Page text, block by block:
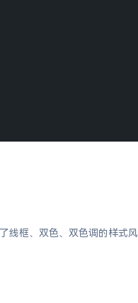
框、双色、双色调的样式风